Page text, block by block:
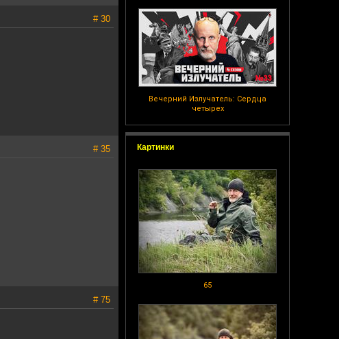
Вечерний Излучатель: Сердца
четырех
Картинки
65
# 30
# 35
# 75